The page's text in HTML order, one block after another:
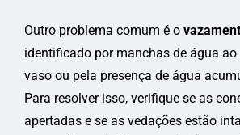
Outro problema comum é o
identificado por manchas de água ao
vaso ou pela presença de água
Para resolver isso, verifique se as
apertadas e se as vedações estão